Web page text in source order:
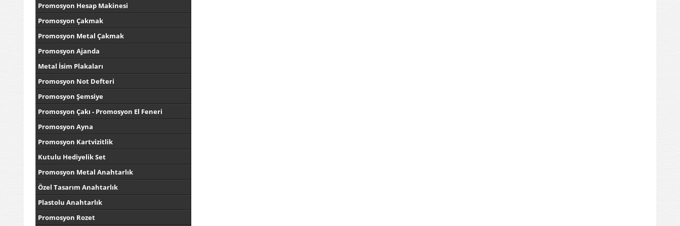
Promosyon Hesap Makinesi
Promosyon Çakmak
Promosyon Metal Çakmak
Promosyon Ajanda
Metal İsim Plakaları
Promosyon Not Defteri
Promosyon Şemsiye
Promosyon Çakı - Promosyon El Feneri
Promosyon Ayna
Promosyon Kartvizitlik
Kutulu Hediyelik Set
Promosyon Metal Anahtarlık
Özel Tasarım Anahtarlık
Plastolu Anahtarlık
Promosyon Rozet